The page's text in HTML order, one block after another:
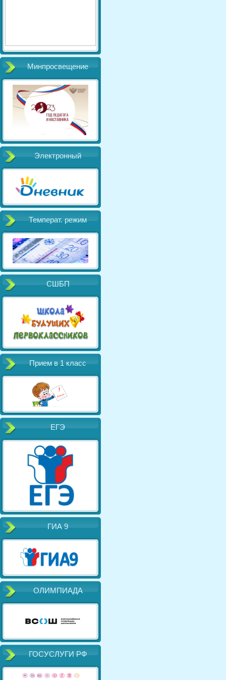
Минпросвещение
Электронный
Температ. режим
СШБП
Прием в 1 класс
ЕГЭ
ГИА 9
ОЛИМПИАДА
ГОСУСЛУГИ РФ